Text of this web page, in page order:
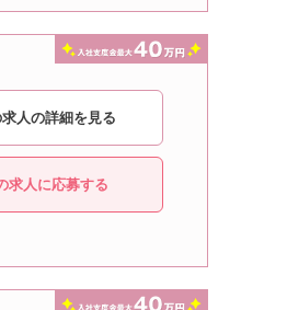
人の詳細を見る
求人に応募する